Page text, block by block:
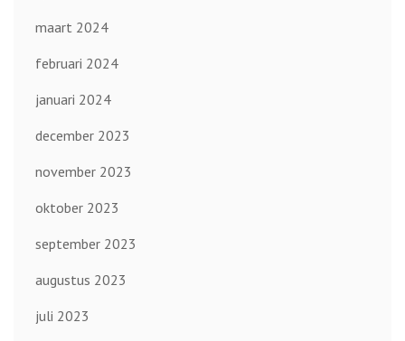
maart 2024
februari 2024
januari 2024
december 2023
november 2023
oktober 2023
september 2023
augustus 2023
juli 2023